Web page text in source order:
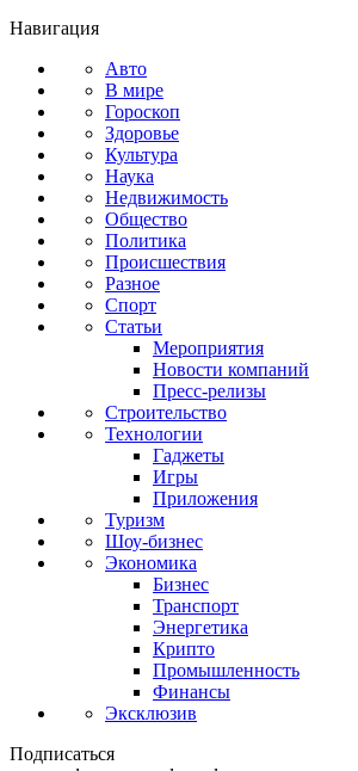
Навигация
Авто
В мире
Гороскоп
Здоровье
Культура
Наука
Недвижимость
Общество
Политика
Происшествия
Разное
Спорт
Статьи
Мероприятия
Новости компаний
Пресс-релизы
Строительство
Технологии
Гаджеты
Игры
Приложения
Туризм
Шоу-бизнес
Экономика
Бизнес
Транспорт
Энергетика
Крипто
Промышленность
Финансы
Эксклюзив
Подписаться